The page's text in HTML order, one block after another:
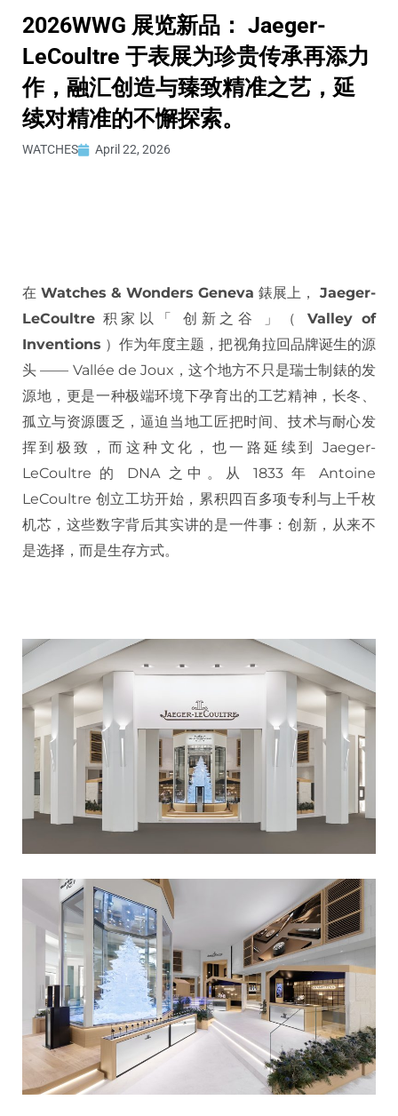
2026WWG 展览新品： Jaeger-
LeCoultre 于表展为珍贵传承再添力
作，融汇创造与臻致精准之艺，延
续对精准的不懈探索。
WATCHES April 22, 2026
在 Watches & Wonders Geneva 錶展上，Jaeger-
LeCoultre 积家以「 创新之谷 」（Valley of
Inventions ）作为年度主题，把视角拉回品牌诞生的源
头 —— Vallée de Joux，这个地方不只是瑞士制錶的发
源地，更是一种极端环境下孕育出的工艺精神，长冬、
孤立与资源匮乏，逼迫当地工匠把时间、技术与耐心发
挥到极致，而这种文化，也一路延续到 Jaeger-
LeCoultre 的 DNA 之中。从 1833 年 Antoine
LeCoultre 创立工坊开始，累积四百多项专利与上千枚
机芯，这些数字背后其实讲的是一件事：创新，从来不
是选择，而是生存方式。